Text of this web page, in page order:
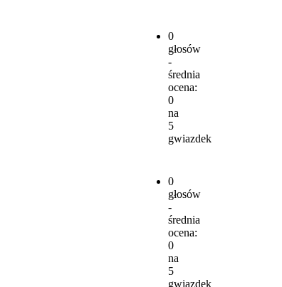
0
głosów
-
średnia
ocena:
0
na
5
gwiazdek
0
głosów
-
średnia
ocena:
0
na
5
gwiazdek